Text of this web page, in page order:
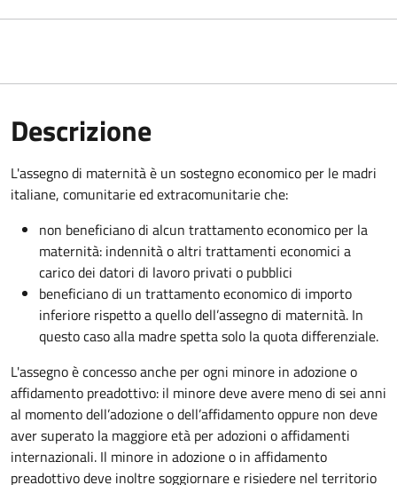
Descrizione
L'assegno di maternità è un sostegno economico per le madri
italiane, comunitarie ed extracomunitarie che:
non beneficiano di alcun trattamento economico per la
maternità: indennità o altri trattamenti economici a
carico dei datori di lavoro privati o pubblici
beneficiano di un trattamento economico di importo
inferiore rispetto a quello dell’assegno di maternità. In
questo caso alla madre spetta solo la quota differenziale.
L'assegno è concesso anche per ogni minore in adozione o
affidamento preadottivo: il minore deve avere meno di sei anni
al momento dell’adozione o dell’affidamento oppure non deve
aver superato la maggiore età per adozioni o affidamenti
internazionali. Il minore in adozione o in affidamento
preadottivo deve inoltre soggiornare e risiedere nel territorio